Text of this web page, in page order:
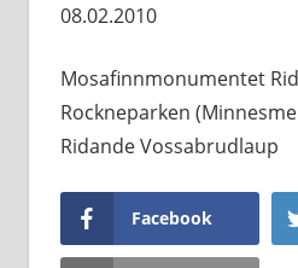
08.02.2010
Mosafinnmonumentet
Rockneparken
Ridande Vossabrudlaup
Facebook